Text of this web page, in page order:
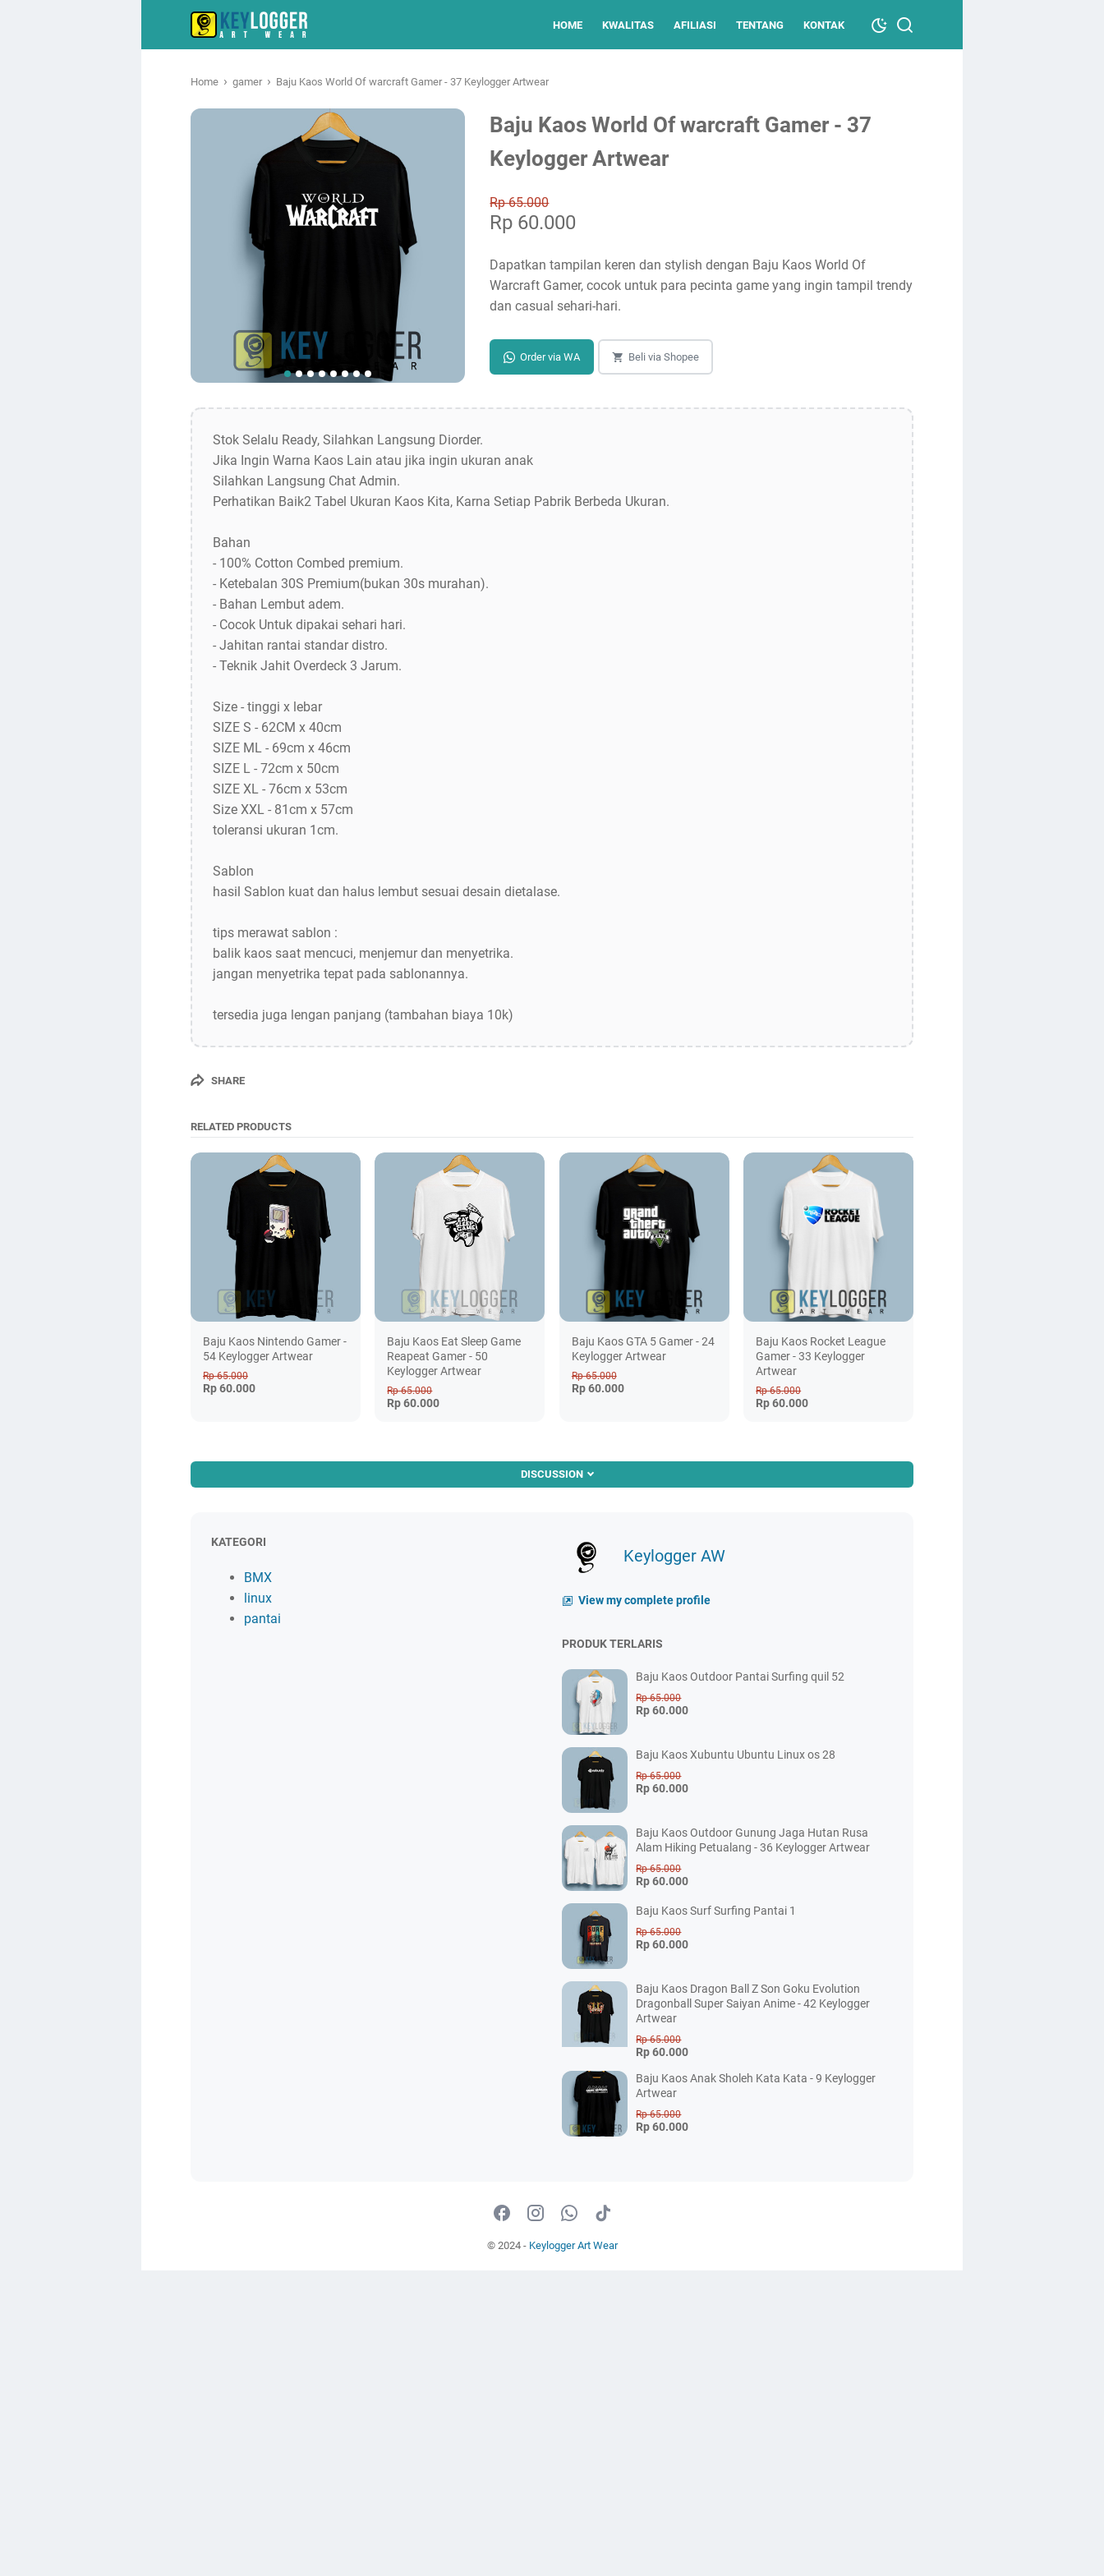
HOME KWALITAS AFILIASI TENTANG KONTAK
Home › gamer › Baju Kaos World Of warcraft Gamer - 37 Keylogger Artwear
Baju Kaos World Of warcraft Gamer - 37
Keylogger Artwear
Rp 65.000
Rp 60.000
Dapatkan tampilan keren dan stylish dengan Baju Kaos World Of
Warcraft Gamer, cocok untuk para pecinta game yang ingin tampil trendy
dan casual sehari-hari.
Order via WA Beli via Shopee
Stok Selalu Ready, Silahkan Langsung Diorder.
Jika Ingin Warna Kaos Lain atau jika ingin ukuran anak
Silahkan Langsung Chat Admin.
Perhatikan Baik2 Tabel Ukuran Kaos Kita, Karna Setiap Pabrik Berbeda Ukuran.
Bahan
- 100% Cotton Combed premium.
- Ketebalan 30S Premium(bukan 30s murahan).
- Bahan Lembut adem.
- Cocok Untuk dipakai sehari hari.
- Jahitan rantai standar distro.
- Teknik Jahit Overdeck 3 Jarum.
Size - tinggi x lebar
SIZE S - 62CM x 40cm
SIZE ML - 69cm x 46cm
SIZE L - 72cm x 50cm
SIZE XL - 76cm x 53cm
Size XXL - 81cm x 57cm
toleransi ukuran 1cm.
Sablon
hasil Sablon kuat dan halus lembut sesuai desain dietalase.
tips merawat sablon :
balik kaos saat mencuci, menjemur dan menyetrika.
jangan menyetrika tepat pada sablonannya.
tersedia juga lengan panjang (tambahan biaya 10k)
SHARE
RELATED PRODUCTS
Baju Kaos Nintendo Gamer -
54 Keylogger Artwear
Rp 65.000
Rp 60.000
Baju Kaos Eat Sleep Game
Reapeat Gamer - 50
Keylogger Artwear
Rp 65.000
Rp 60.000
Baju Kaos GTA 5 Gamer - 24
Keylogger Artwear
Rp 65.000
Rp 60.000
Baju Kaos Rocket League
Gamer - 33 Keylogger
Artwear
Rp 65.000
Rp 60.000
DISCUSSION
KATEGORI
BMX
linux
pantai
Keylogger AW
View my complete profile
PRODUK TERLARIS
Baju Kaos Outdoor Pantai Surfing quil 52
Rp 65.000
Rp 60.000
Baju Kaos Xubuntu Ubuntu Linux os 28
Rp 65.000
Rp 60.000
Baju Kaos Outdoor Gunung Jaga Hutan Rusa
Alam Hiking Petualang - 36 Keylogger Artwear
Rp 65.000
Rp 60.000
Baju Kaos Surf Surfing Pantai 1
Rp 65.000
Rp 60.000
Baju Kaos Dragon Ball Z Son Goku Evolution
Dragonball Super Saiyan Anime - 42 Keylogger
Artwear
Rp 65.000
Rp 60.000
Baju Kaos Anak Sholeh Kata Kata - 9 Keylogger
Artwear
Rp 65.000
Rp 60.000
© 2024 - Keylogger Art Wear